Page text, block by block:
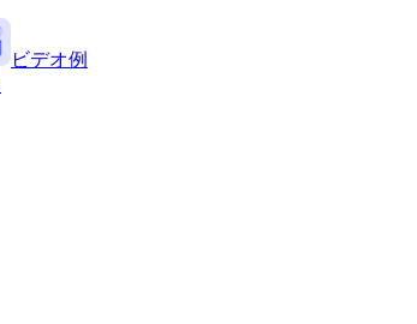
ビデオ例